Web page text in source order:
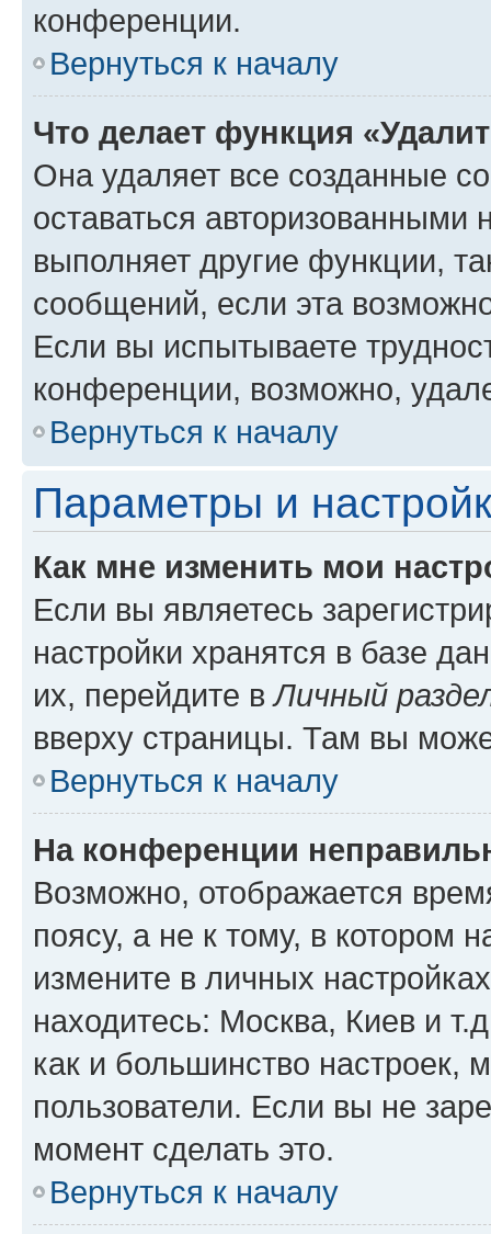
конференции.
Вернуться к началу
Что делает функция
Она удаляет все созданные
оставаться авторизованными
выполняет другие функции,
сообщений, если эта
Если вы испытываете
конференции, возможно,
Вернуться к началу
Параметры и
Как мне изменить мои
Если вы являетесь
настройки хранятся в базе
их, перейдите вЛичный
вверху страницы. Там вы
Вернуться к началу
На конференции
Возможно, отображается
поясу, а не к тому, в котором
измените в личных
находитесь: Москва, Киев и
как и большинство настроек,
пользователи. Если вы не
момент сделать это.
Вернуться к началу